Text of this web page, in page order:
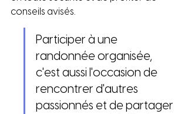
conseils avisés.
Participer à une
randonnée organisée,
c'est aussi l'occasion de
rencontrer d'autres
passionnés et de partager